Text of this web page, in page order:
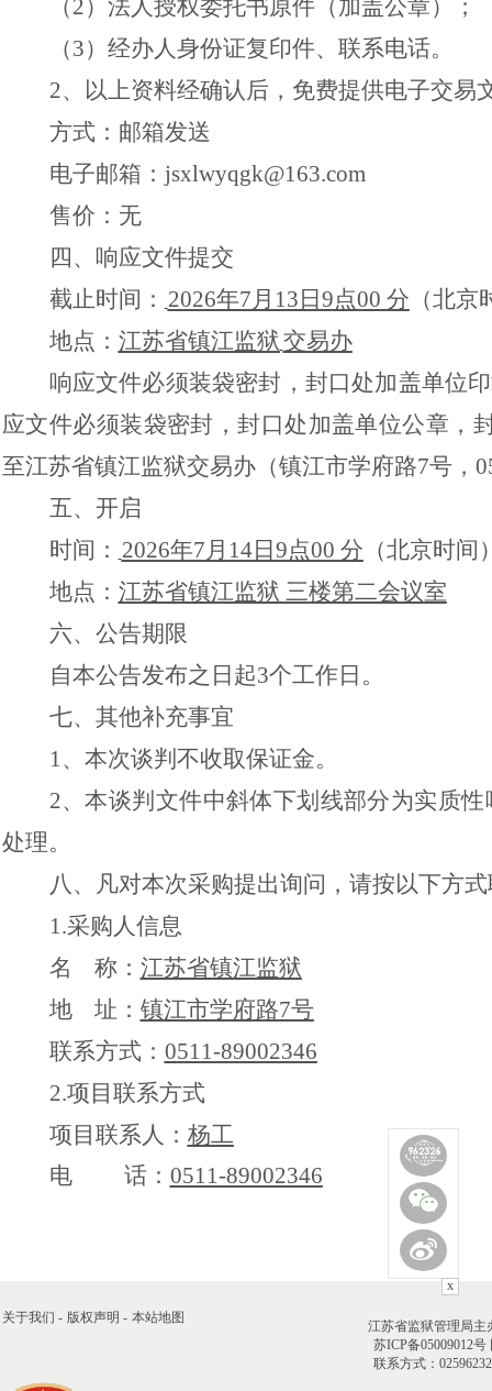
（2）法人授权委托书原件（加盖公章）；
（3）经办人身份证复印件、联系电话。
2、以上资料经确认后，免费提供电子交易
方式：邮箱发送
电子邮箱： jsxlwyqgk@163.com
售价：无
四、响应文件提交
截止时间： 2026年7 月 13 日 9点00 分 （北京
地点： 江苏省镇江监狱交易办
响应文件必须装袋密封，封口处加盖单位
应文件必须装袋密封，封口处加盖单位公章，
至江苏省镇江监狱交易办（镇江市学府路7号，
五、开启
时间： 2026年7 月 14日 9点00 分 （北京时间
地点： 江苏省镇江监狱 三楼第二会议室
六、公告期限
自本公告发布之日起3个工作日。
七、其他补充事宜
1、本次谈判不收取保证金。
2、本谈判文件中斜体下划线部分为实质
处理。
八、凡对本次采购提出询问，请按以下方
1.采购人信息
名
称： 江苏省镇江监狱
地
址： 镇江市学府路7号
联系方式： 0511-89002346
2.项目联系方式
项目联系人 ： 杨工
电
话： 0511-89002346
关于我们 - 版权声明 - 本站地图
江苏省监狱管理局主
苏ICP备05009012号
联系方式：
x